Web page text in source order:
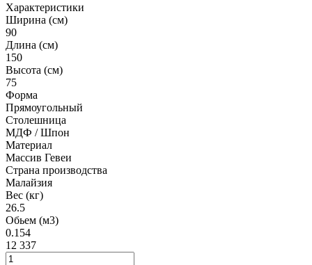
Характеристики
Ширина (см)
90
Длина (см)
150
Высота (см)
75
Форма
Прямоугольный
Столешница
МДФ / Шпон
Материал
Массив Гевеи
Страна производства
Малайзия
Вес (кг)
26.5
Обьем (м3)
0.154
12 337